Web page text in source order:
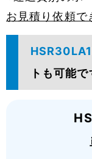
お見積り依頼で
トも可能で